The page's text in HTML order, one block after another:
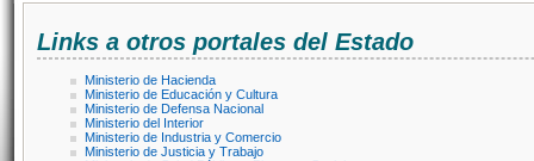
Links a otros portales del Estado
Ministerio de Hacienda
Ministerio de Educación y Cultura
Ministerio de Defensa Nacional
Ministerio del Interior
Ministerio de Industria y Comercio
Ministerio de Justicia y Trabajo